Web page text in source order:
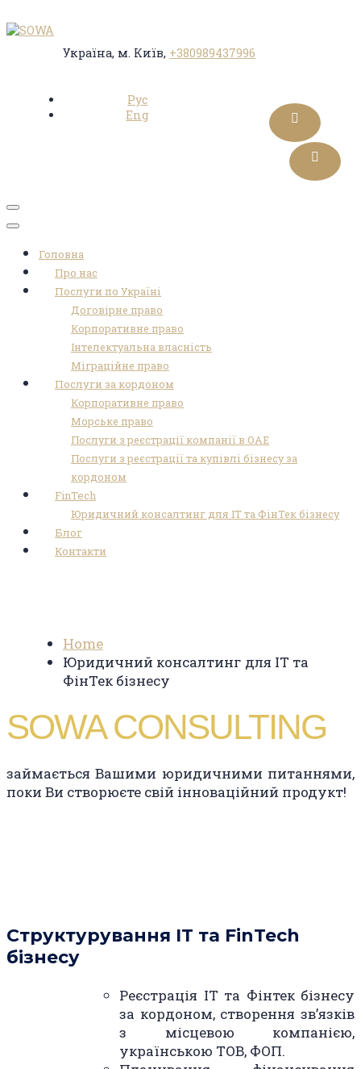
Україна, м. Київ, +380989437996
Рус
Eng
Toggle
navigation
Головна
Про нас
Послуги по Україні
Договірне право
Корпоративне право
Інтелектуальна власність
Міграційне право
Послуги за кордоном
Корпоративне право
Морське право
Послуги з реєстрації компанії в ОАЕ
Послуги з реєстрації та купівлі бізнесу за
кордоном
FinTech
Юридичний консалтинг для ІТ та ФінТек бізнесу
Блог
Контакти
Home
Юридичний консалтинг для ІТ та
ФінТек бізнесу
SOWA CONSULTING
займається Вашими юридичними питаннями,
поки Ви створюєте свій інноваційний продукт!
Структурування IT та FinTech
бізнесу
Реєстрація ІТ та Фінтек бізнесу
за кордоном, створення зв’язків
з місцевою компанією,
українською ТОВ, ФОП.